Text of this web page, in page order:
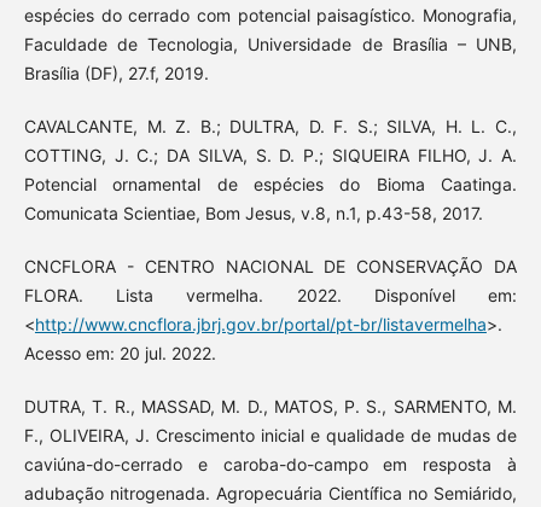
espécies do cerrado com potencial paisagístico. Monografia,
Faculdade de Tecnologia, Universidade de Brasília – UNB,
Brasília (DF), 27.f, 2019.
CAVALCANTE, M. Z. B.; DULTRA, D. F. S.; SILVA, H. L. C.,
COTTING, J. C.; DA SILVA, S. D. P.; SIQUEIRA FILHO, J. A.
Potencial ornamental de espécies do Bioma Caatinga.
Comunicata Scientiae, Bom Jesus, v.8, n.1, p.43-58, 2017.
CNCFLORA - CENTRO NACIONAL DE CONSERVAÇÃO DA
FLORA. Lista vermelha. 2022. Disponível em:
<http://www.cncflora.jbrj.gov.br/portal/pt-br/listavermelha>.
Acesso em: 20 jul. 2022.
DUTRA, T. R., MASSAD, M. D., MATOS, P. S., SARMENTO, M.
F., OLIVEIRA, J. Crescimento inicial e qualidade de mudas de
caviúna-do-cerrado e caroba-do-campo em resposta à
adubação nitrogenada. Agropecuária Científica no Semiárido,